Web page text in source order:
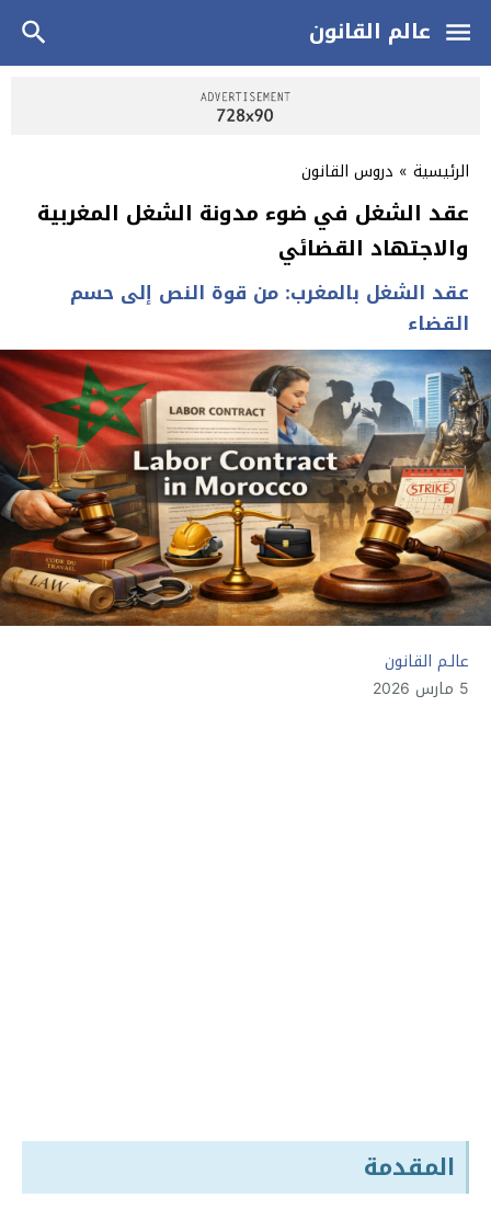
عالم القانون
الرئيسية » دروس القانون
عقد الشغل في ضوء مدونة الشغل المغربية
والاجتهاد القضائي
عقد الشغل بالمغرب: من قوة النص إلى حسم
القضاء
عالـم القانون
5 مارس 2026
المقدمة